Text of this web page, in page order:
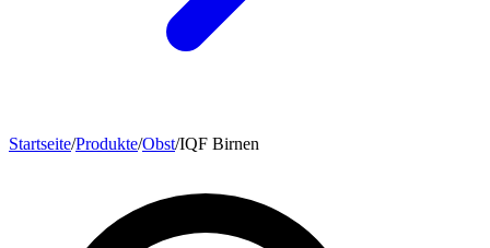
Startseite/Produkte/Obst/IQF Birnen